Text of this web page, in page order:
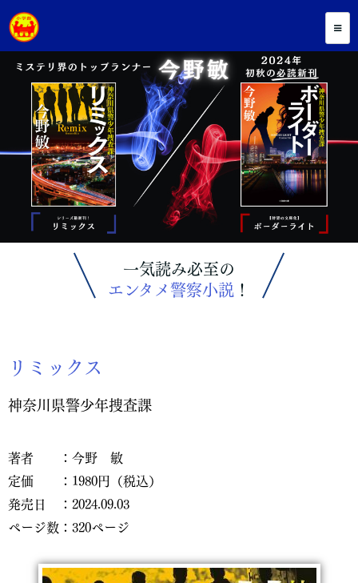
一気読み必至の
エンタメ警察小説 ！
リミックス
神奈川県警少年捜査課
著者 ：今野 敏
定価 ：1980円（税込）
発売日 ：2024.09.03
ページ数：320ページ